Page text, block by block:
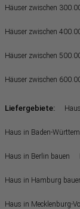
Häuser zwischen
Häuser zwischen
Häuser zwischen
Häuser zwischen
Liefergebiete:
Haus in Baden-
Haus in Berlin bauen
Haus in Hamburg
Haus in Mecklenburg-